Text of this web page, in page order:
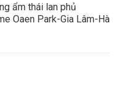
ẩm thái lan phủ
Oaen Park-Gia Lâm-Hà